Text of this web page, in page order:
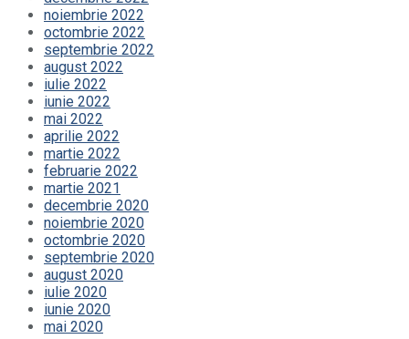
noiembrie 2022
octombrie 2022
septembrie 2022
august 2022
iulie 2022
iunie 2022
mai 2022
aprilie 2022
martie 2022
februarie 2022
martie 2021
decembrie 2020
noiembrie 2020
octombrie 2020
septembrie 2020
august 2020
iulie 2020
iunie 2020
mai 2020